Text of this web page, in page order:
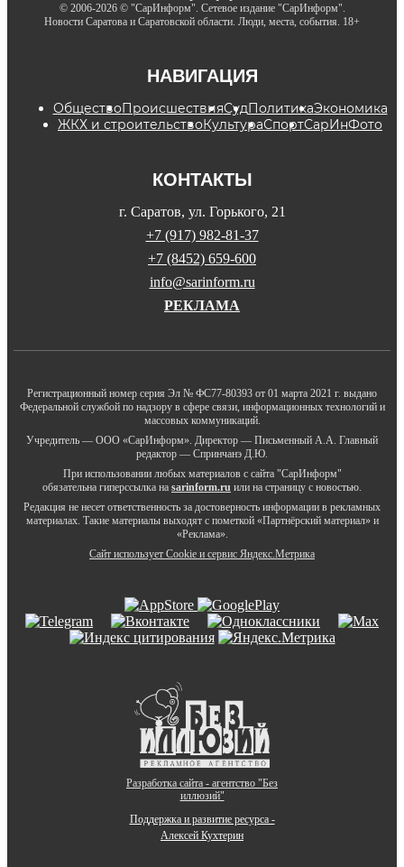
© 2006-2026 © "СарИнформ". Сетевое издание "СарИнформ".
Новости Саратова и Саратовской области. Люди, места, события. 18+
НАВИГАЦИЯ
ОбществоПроисшествияСудПолитикаЭкономика
ЖКХ и строительствоКультураСпортСарИнФото
КОНТАКТЫ
г. Саратов, ул. Горького, 21
+7 (917) 982-81-37
+7 (8452) 659-600
info@sarinform.ru
РЕКЛАМА
Регистрационный номер серия Эл № ФС77-80393 от 01 марта 2021 г. выдано
Федеральной службой по надзору в сфере связи, информационных технологий и
массовых коммуникаций.
Учредитель — ООО «СарИнформ». Директор — Письменный А.А. Главный
редактор — Спринчанэ Д.Ю.
При использовании любых материалов с сайта "СарИнформ"
обязательна гиперссылка на sarinform.ru или на страницу с новостью.
Редакция не несет ответственность за достоверность информации в рекламных
материалах. Такие материалы выходят с пометкой «Партнёрский материал» и
«Реклама».
Сайт использует Cookie и сервиc Яндекс.Метрика
Разработка сайта - агентство "Без
иллюзий"
Поддержка и развитие ресурса -
Алексей Кухтерин